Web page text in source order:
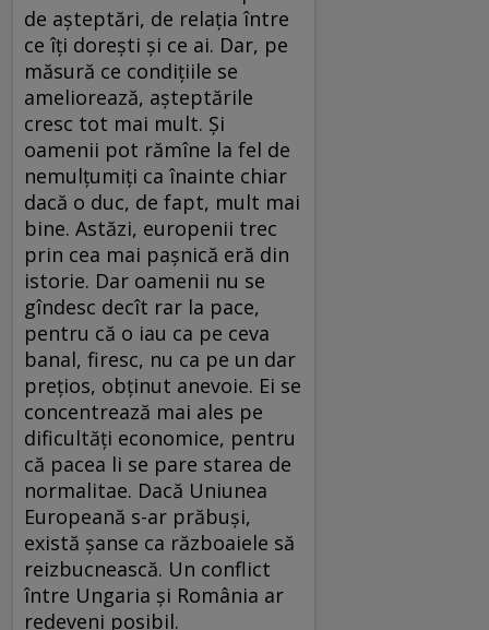
de așteptări, de relația între
ce îți dorești și ce ai. Dar, pe
măsură ce condițiile se
ameliorează, așteptările
cresc tot mai mult. Și
oamenii pot rămîne la fel de
nemulțumiți ca înainte chiar
dacă o duc, de fapt, mult mai
bine. Astăzi, europenii trec
prin cea mai pașnică eră din
istorie. Dar oamenii nu se
gîndesc decît rar la pace,
pentru că o iau ca pe ceva
banal, firesc, nu ca pe un dar
prețios, obținut anevoie. Ei se
concentrează mai ales pe
dificultăți economice, pentru
că pacea li se pare starea de
normalitae. Dacă Uniunea
Europeană s-ar prăbuși,
există șanse ca războaiele să
reizbucnească. Un conflict
între Ungaria și România ar
redeveni posibil.